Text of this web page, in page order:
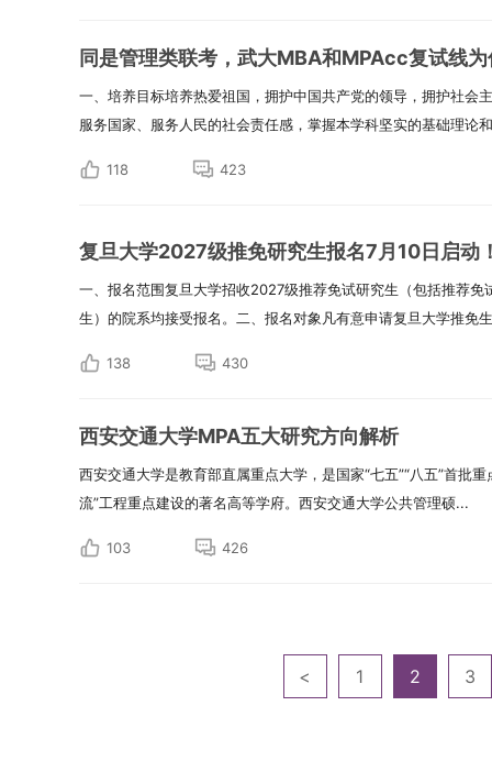
同是管理类联考，武大MBA和MPAcc复试线
一、培养目标培养热爱祖国，拥护中国共产党的领导，拥护社会
服务国家、服务人民的社会责任感，掌握本学科坚实的基础理论
118 423
复旦大学2027级推免研究生报名7月10日启动
一、报名范围复旦大学招收2027级推荐免试研究生（包括推荐免
生）的院系均接受报名。二、报名对象凡有意申请复旦大学推免
138 430
西安交通大学MPA五大研究方向解析
西安交通大学是教育部直属重点大学，是国家“七五”“八五”首批重
流”工程重点建设的著名高等学府。西安交通大学公共管理硕...
103 426
< 1 2 3